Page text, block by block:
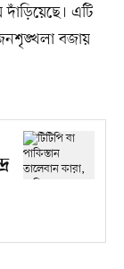
এটি
বজায়